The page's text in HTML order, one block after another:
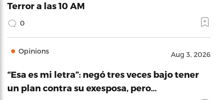
Terror a las 10 AM
0
Opinions Aug 3, 2026
“Esa es mi letra”: negó tres veces bajo tener
un plan contra su exesposa, pero…